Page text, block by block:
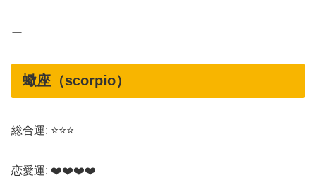
ー
蠍座（scorpio）
総合運: ⭐⭐⭐
恋愛運: ❤️❤️❤️❤️